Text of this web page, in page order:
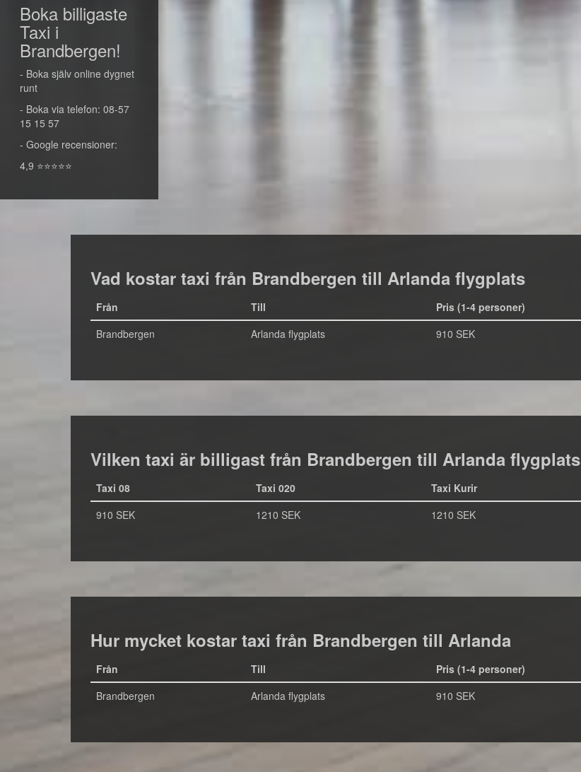
Boka billigaste
Taxi i
Brandbergen!
- Boka själv online dygnet
runt
- Boka via telefon: 08-57
15 15 57
- Google recensioner:
4,9 ⭐⭐⭐⭐⭐
Vad kostar taxi från Brandbergen till Arlanda flygplats
Från Till Pris (1-4 personer)
Brandbergen
Arlanda flygplats 910 SEK
Vilken taxi är billigast från Brandbergen till Arlanda flygplats
Taxi 08 Taxi 020 Taxi Kurir
910 SEK
1210 SEK 1210 SEK
Hur mycket kostar taxi från Brandbergen till Arlanda
Från Till Pris (1-4 personer)
Brandbergen
Arlanda flygplats 910 SEK